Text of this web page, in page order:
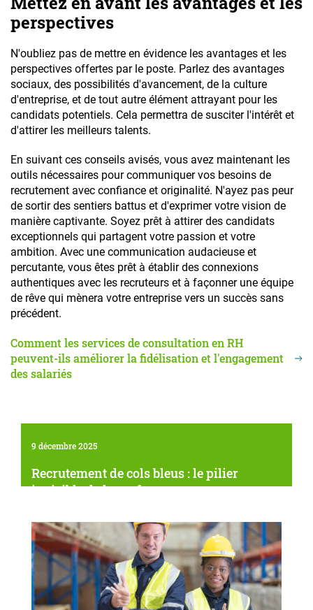
perspectives
N'oubliez pas de mettre en évidence les avantages et les
perspectives offertes par le poste. Parlez des avantages
sociaux, des possibilités d'avancement, de la culture
d'entreprise, et de tout autre élément attrayant pour les
candidats potentiels. Cela permettra de susciter l'intérêt et
d'attirer les meilleurs talents.
En suivant ces conseils avisés, vous avez maintenant les
outils nécessaires pour communiquer vos besoins de
recrutement avec confiance et originalité. N'ayez pas peur
de sortir des sentiers battus et d'exprimer votre vision de
manière captivante. Soyez prêt à attirer des candidats
exceptionnels qui partagent votre passion et votre
ambition. Avec une communication audacieuse et
percutante, vous êtes prêt à établir des connexions
authentiques avec les recruteurs et à façonner une équipe
de rêve qui mènera votre entreprise vers un succès sans
précédent.
Comment les services de consultation en RH
peuvent-ils améliorer la fidélisation et l'engagement
des salariés
9 décembre 2025
Recrutement de cols bleus : le pilier
invisible de la performance